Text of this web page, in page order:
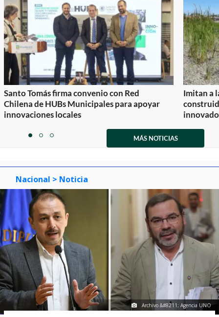
Santo Tomás firma convenio con Red
Chilena de HUBs Municipales para apoyar
innovaciones locales
Imitan a
itemitemitem
MÁS NOTICIAS
Nacional > Noticia
Archivo &#8211; Agencia UNO